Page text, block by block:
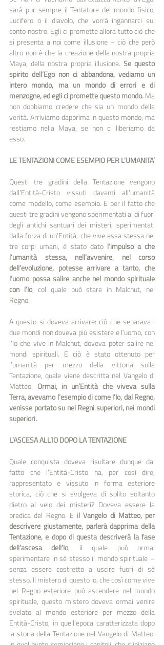
sarà pur sempre il Tentatore del mondo fisico,
Lucifero o il diavolo, che vorrà ingannarci sul
conto nostro. Egli ci promette allora tutto ciò che
si presenta a noi come illusione – ciò che però
altro non è che la creazione della nostra propria
Maya, della nostra propria illusione. Se questo
spirito dell’Ego non ci abbandona, vediamo un
intero mondo, ma un mondo di errori e di
menzogne, ed egli ci promette questo mondo. Ma
non dobbiamo credere che sia un mondo della
verità. Arriviamo dapprima in questo mondo; ma
restiamo nella Maya, se non ci liberiamo da
esso.
LE TENTAZIONI COME ESEMPIO PER L’UMANITA’
Questi tre gradini della Tentazione vengono
dall’Entità-Cristo vissuti davanti all’umanità
come modello, come esempio. E per il fatto che
questi tre gradini vengono sperimentati al di fuori
degli antichi santuari dei misteri, sperimentati
dalla forza di un’Entità, che vive essa stessa nei
tre corpi umani, è stato dato l’impulso a che
l’umanità stessa, nell’avvenire, nel corso
dell’evoluzione, potesse arrivare a tanto, che
l’uomo possa salire anche nel mondo spirituale
con l’Io, col quale può stare in Malchut, nel
Regno.
A questo si doveva arrivare: ciò che separava i
due mondi non doveva più esistere e l’uomo, con
l’Io che vive in Malchut, doveva poter salire nei
mondi spirituali. E ciò è stato ottenuto per
l’umanità per mezzo della vittoria sulla
Tentazione, quale viene descritta nel Vangelo di
Matteo. Ormai, in un’Entità che viveva sulla
Terra, avevamo l’esempio di come l’Io, dal Regno,
venisse portato su nei Regni superiori, nei mondi
superiori.
L’ASCESA ALL’IO DOPO LA TENTAZIONE
Quale conquista doveva risultare dunque dal
fatto che l’Entità-Cristo ha, per così dire,
rappresentato e vissuto in forma esteriore
storica, ciò che si svolgeva di solito soltanto
dietro al velo dei misteri? Doveva essere la
predica del Regno. E il Vangelo di Matteo, per
descrivere giustamente, parlerà dapprima della
Tentazione, e dopo di questa descriverà la fase
dell’ascesa dell’Io, il quale può ormai
sperimentare in sè stesso il mondo spirituale –
senza essere costretto a uscire fuori di sè
stesso. Il mistero di questo Io, che così come vive
nel Regno esteriore può ascendere nel mondo
spirituale, questo mistero doveva ormai venire
svelato al mondo esteriore per mezzo della
Entità-Cristo, in quell’epoca caratterizzata dopo
la storia della Tentazione nel Vangelo di Matteo.